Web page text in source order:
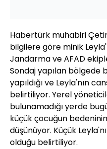
Habertürk muhabiri
bilgilere göre minik
Jandarma ve AFAD
Sondaj yapılan bölgede
yapıldığı ve Leyla'nın
belirtiliyor. Yerel
bulunamadığı yerde
küçük çocuğun bedeninin
düşünüyor. Küçük
olduğu belirtiliyor.